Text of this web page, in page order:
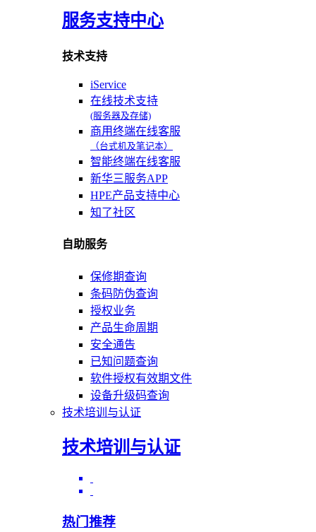
服务支持中心
技术支持
iService
在线技术支持
(服务器及存储)
商用终端在线客服
（台式机及笔记本）
智能终端在线客服
新华三服务APP
HPE产品支持中心
知了社区
自助服务
保修期查询
条码防伪查询
授权业务
产品生命周期
安全通告
已知问题查询
软件授权有效期文件
设备升级码查询
技术培训与认证
技术培训与认证
热门推荐